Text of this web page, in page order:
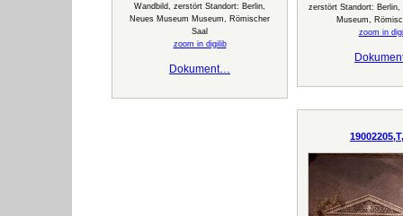
Wandbild, zerstört Standort: Berlin,
Neues Museum Museum, Römischer
Saal
zoom in digilib
Dokument…
zerstört Standort: Berlin,
Museum,
zoom in